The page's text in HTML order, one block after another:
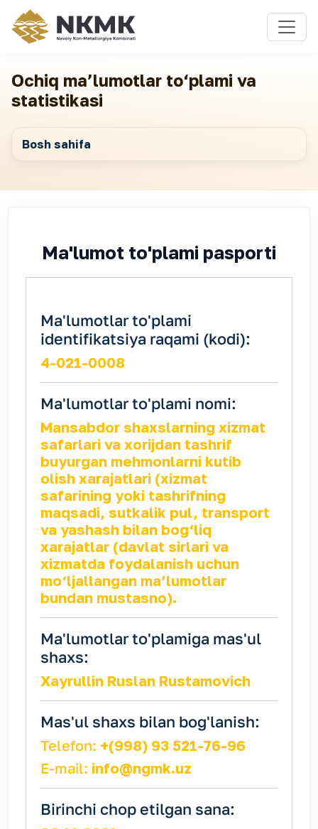
Ochiq ma’lumotlar to‘plami va
statistikasi
Bosh sahifa
Ma'lumot to'plami pasporti
Ma'lumotlar to'plami
identifikatsiya raqami (kodi):
4-021-0008
Ma'lumotlar to'plami nomi:
Mansabdor shaxslarning xizmat
safarlari va xorijdan tashrif
buyurgan mehmonlarni kutib
olish xarajatlari (xizmat
safarining yoki tashrifning
maqsadi, sutkalik pul, transport
va yashash bilan bog‘liq
xarajatlar (davlat sirlari va
xizmatda foydalanish uchun
mo‘ljallangan ma’lumotlar
bundan mustasno).
Ma'lumotlar to'plamiga mas'ul
shaxs:
Xayrullin Ruslan Rustamovich
Mas'ul shaxs bilan bog'lanish:
Telefon: +(998) 93 521-76-96
E-mail: info@ngmk.uz
Birinchi chop etilgan sana: